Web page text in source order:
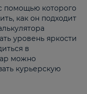
помощью которого
как он подходит
уровень яркости
в
можно
курьерскую